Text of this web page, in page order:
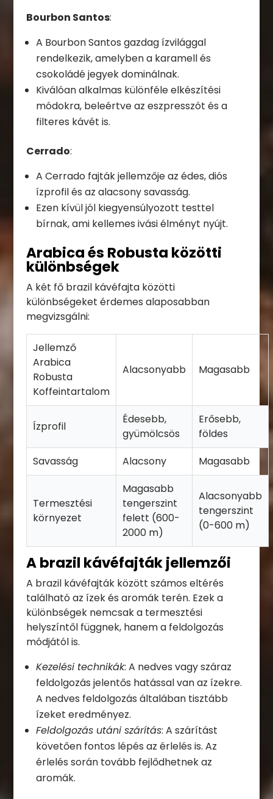
Bourbon Santos:
A Bourbon Santos gazdag ízvilággal
rendelkezik, amelyben a karamell és
csokoládé jegyek dominálnak.
Kiválóan alkalmas különféle elkészítési
módokra, beleértve az eszpresszót és a
filteres kávét is.
Cerrado:
A Cerrado fajták jellemzője az édes, diós
ízprofil és az alacsony savasság.
Ezen kívül jól kiegyensúlyozott testtel
bírnak, ami kellemes ivási élményt nyújt.
Arabica és Robusta közötti
különbségek
A két fő brazil kávéfajta közötti
különbségeket érdemes alaposabban
megvizsgálni:
Jellemző
Arabica
Robusta
Koffeintartalom
Alacsonyabb Magasabb
Ízprofil
Édesebb,
gyümölcsös
Erősebb,
földes
Savasság
Alacsony Magasabb
Termesztési
környezet
Magasabb
tengerszint
felett (600-
2000 m)
Alacsonyabb
tengerszint
(0-600 m)
A brazil kávéfajták jellemzői
A brazil kávéfajták között számos eltérés
található az ízek és aromák terén. Ezek a
különbségek nemcsak a termesztési
helyszíntől függnek, hanem a feldolgozás
módjától is.
Kezelési technikák: A nedves vagy száraz
feldolgozás jelentős hatással van az ízekre.
A nedves feldolgozás általában tisztább
ízeket eredményez.
Feldolgozás utáni szárítás: A szárítást
követően fontos lépés az érlelés is. Az
érlelés során tovább fejlődhetnek az
aromák.